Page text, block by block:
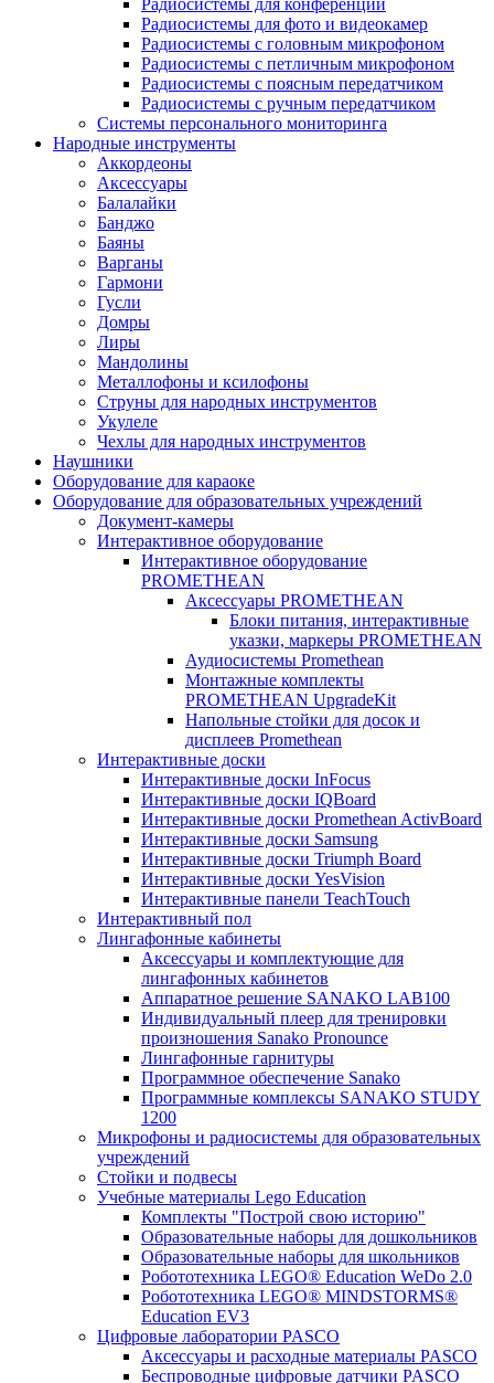
Радиосистемы для конференций
Радиосистемы для фото и видеокамер
Радиосистемы с головным микрофоном
Радиосистемы с петличным микрофоном
Радиосистемы с поясным передатчиком
Радиосистемы с ручным передатчиком
Системы персонального мониторинга
Народные инструменты
Аккордеоны
Аксессуары
Балалайки
Банджо
Баяны
Варганы
Гармони
Гусли
Домры
Лиры
Мандолины
Металлофоны и ксилофоны
Струны для народных инструментов
Укулеле
Чехлы для народных инструментов
Наушники
Оборудование для караоке
Оборудование для образовательных учреждений
Документ-камеры
Интерактивное оборудование
Интерактивное оборудование
PROMETHEAN
Аксессуары PROMETHEAN
Блоки питания, интерактивные
указки, маркеры PROMETHEAN
Аудиосистемы Promethean
Монтажные комплекты
PROMETHEAN UpgradeKit
Напольные стойки для досок и
дисплеев Promethean
Интерактивные доски
Интерактивные доски InFocus
Интерактивные доски IQBoard
Интерактивные доски Promethean ActivBoard
Интерактивные доски Samsung
Интерактивные доски Triumph Board
Интерактивные доски YesVision
Интерактивные панели TeachTouch
Интерактивный пол
Лингафонные кабинеты
Аксессуары и комплектующие для
лингафонных кабинетов
Аппаратное решение SANAKO LAB100
Индивидуальный плеер для тренировки
произношения Sanako Pronounce
Лингафонные гарнитуры
Программное обеспечение Sanako
Программные комплексы SANAKO STUDY
1200
Микрофоны и радиосистемы для образовательных
учреждений
Стойки и подвесы
Учебные материалы Lego Education
Комплекты "Построй свою историю"
Образовательные наборы для дошкольников
Образовательные наборы для школьников
Робототехника LEGO® Education WeDo 2.0
Робототехника LEGO® MINDSTORMS®
Education EV3
Цифровые лаборатории PASCO
Аксессуары и расходные материалы PASCO
Беспроводные цифровые датчики PASCO